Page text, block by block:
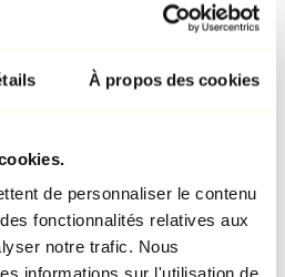
À propos des cookies
de personnaliser le contenu
fonctionnalités relatives aux
notre trafic. Nous
informations sur l'utilisation de
Basquiat